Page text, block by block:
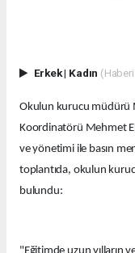
Erkek| Kadın
Okulun kurucu müdürü
Koordinatörü Mehmet
ve yönetimi ile basın
toplantıda, okulun
bulundu: